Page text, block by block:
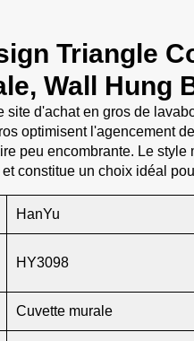
Triangle
Wall Hung
site d'achat en gros de
optimisent l'agencement
peu encombrante. Le
constitue un choix idéal
HanYu
HY3098
Cuvette murale